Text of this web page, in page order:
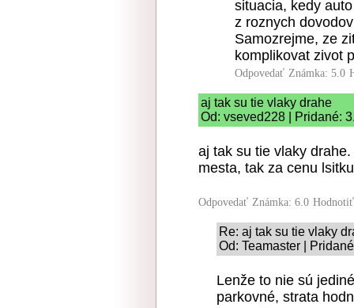
situacia, kedy
z roznych
Samozrejme, ze
komplikovat zivot
Odpovedať Známka: 5.0
aj tak su tie vlaky drahe
Od: vseved228 | Pridané:
aj tak su tie vlaky
mesta, tak za cenu
Odpovedať Známka: 6.0
Re: aj tak su tie vlaky
Od: Teamaster |
Lenže to nie sú
parkovné, strata